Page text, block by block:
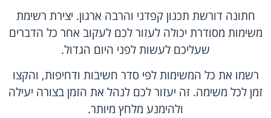
חתונה דורשת תכנון קפדני והרבה ארגון. יצירת רשימת
משימות מסודרת יכולה לעזור לכם לעקוב אחר כל הדברים
שעליכם לעשות לפני היום הגדול.
רשמו את כל המשימות לפי סדר חשיבות ודחיפות, והקצו
זמן לכל משימה. זה יעזור לכם לנהל את הזמן בצורה יעילה
ולהימנע מלחץ מיותר.